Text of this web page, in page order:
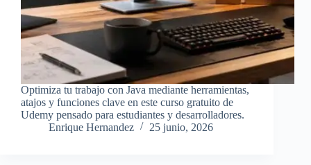
Optimiza tu trabajo con Java mediante herramientas,
atajos y funciones clave en este curso gratuito de
Udemy pensado para estudiantes y desarrolladores.
Enrique Hernandez
25 junio, 2026